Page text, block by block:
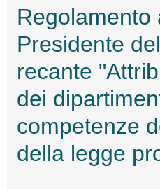
Regolamento
Presidente
recante
dei
competenze
della legge